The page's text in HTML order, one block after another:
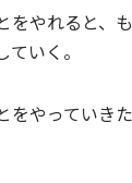
をやれると、
いく。
やっていき